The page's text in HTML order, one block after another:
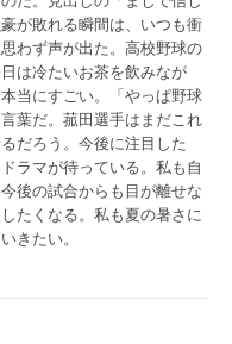
が敗れる瞬間は、いつも衝
わず声が出た。高校野球の
は冷たいお茶を飲みなが
当にすごい。「やっぱ野球
葉だ。菰田選手はまだこれ
だろう。今後に注目した
ラマが待っている。私も自
後の試合からも目が離せな
たくなる。私も夏の暑さに
きたい。